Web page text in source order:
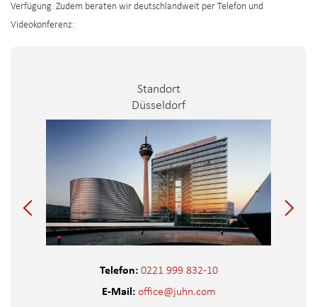
Verfügung. Zudem beraten wir deutschlandweit per Telefon und
Videokonferenz:
Standort
Düsseldorf
Telefon: 0221 999 832-10
E-Mail: office@juhn.com